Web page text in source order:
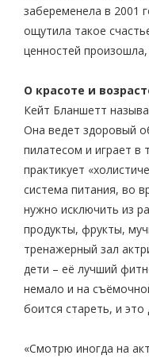
забеременела в 2001
ощутила такое
ценностей
О красоте и
Кейт Бланшетт
Она ведет здоровый
пилатесом и играет в
практикует
система питания, во
нужно исключить из
продукты, фрукты,
тренажерный зал
дети – её лучший
немало и на
боится стареть, и
«Смотрю иногда на